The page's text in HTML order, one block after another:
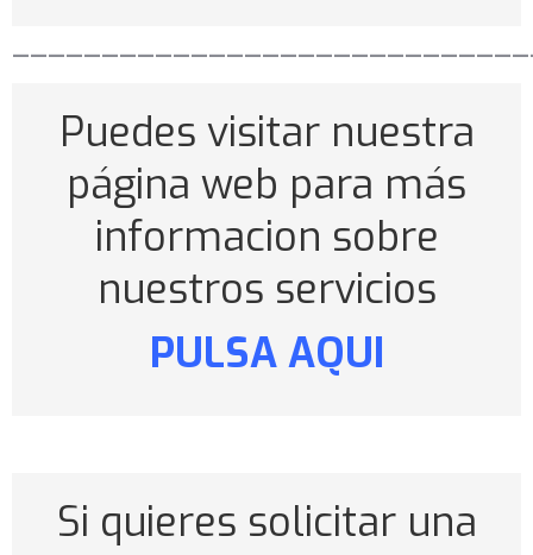
Puedes visitar nuestra
página web para más
informacion sobre
nuestros servicios
PULSA AQUI
Si quieres solicitar una